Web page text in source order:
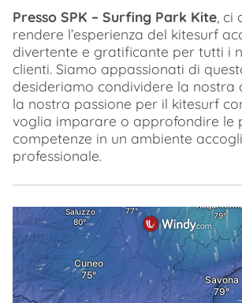
Presso SPK – Surfing Park Kite ,
rendere l’esperienza del kitesurf
divertente e gratificante per tutti i
clienti. Siamo appassionati di
desideriamo condividere la nostra
la nostra passione per il kitesurf
voglia imparare o approfondire le
competenze in un ambiente
professionale.